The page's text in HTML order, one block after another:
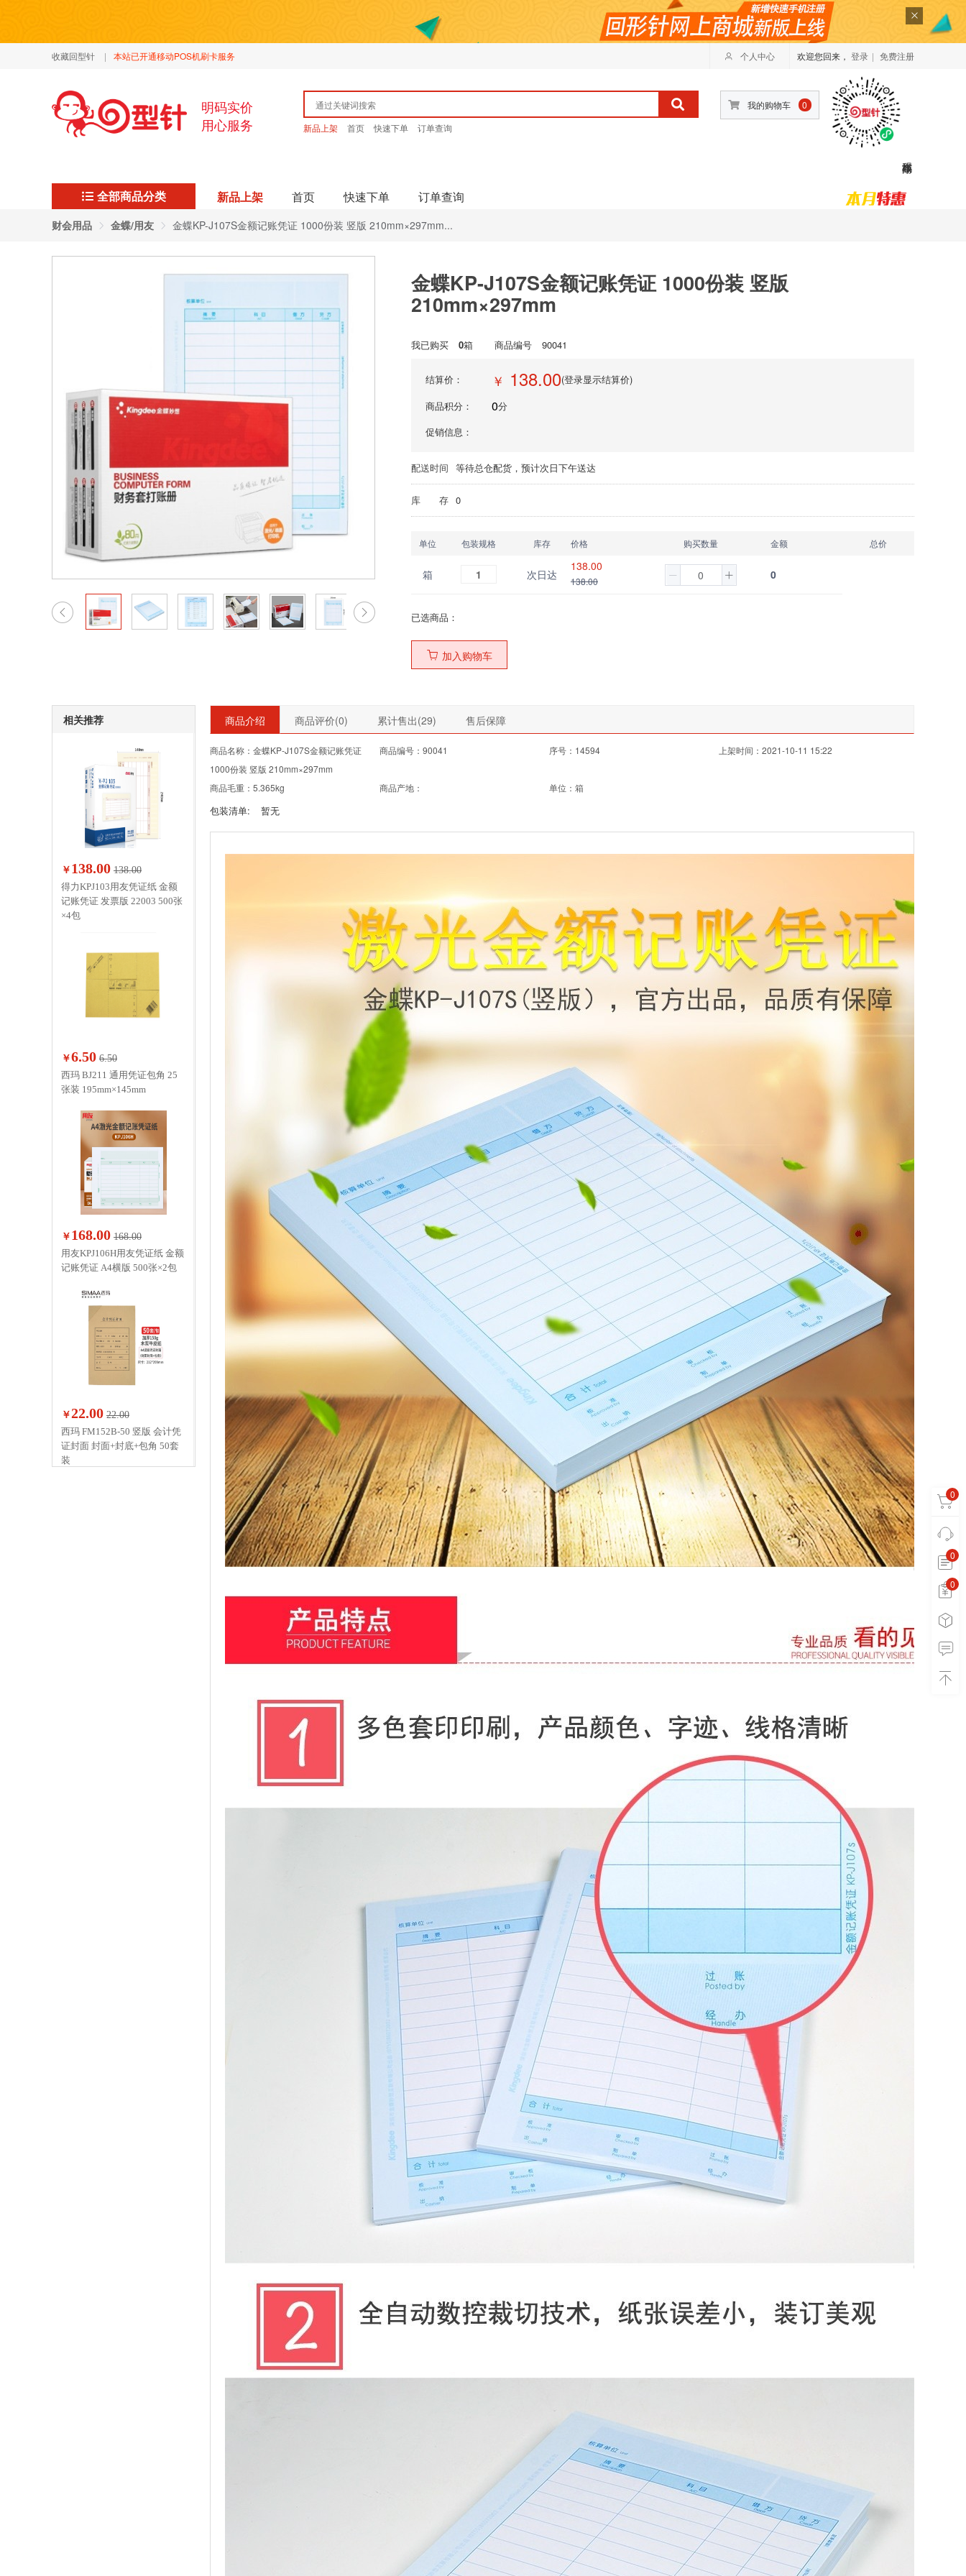
收藏回型针 | 本站已开通移动POS机刷卡服务 欢迎您回来， 登录 | 免费注册
个人中心
明码实价
用心服务
新品上架 首页 快速下单 订单查询
我的购物车 0
全部商品分类 新品上架 首页 快速下单 订单查询
0
0
0 0
财会用品 金蝶/用友 金蝶KP-J107S金额记账凭证 1000份装 竖版 210mm×297mm...
金蝶KP-J107S金额记账凭证 1000份装 竖版
210mm×297mm
我已购买 0箱 商品编号 90041
结算价： ￥ 138.00(登录显示结算价)
商品积分：
0分
促销信息：
配送时间 等待总仓配货，预计次日下午送达
库 存 0
单位 包装规格 库存 价格 购买数量 金额 总价
箱 1 次日达
138.00
138.00 0
已选商品：
加入购物车
相关推荐
￥ 138.00 138.00
得力KPJ103用友凭证纸 金额
记账凭证 发票版 22003 500张
×4包
￥6.50 6.50
西玛 BJ211 通用凭证包角 25
张装 195mm×145mm
￥ 168.00 168.00
用友KPJ106H用友凭证纸 金额
记账凭证 A4横版 500张×2包
￥22.00 22.00
西玛 FM152B-50 竖版 会计凭
证封面 封面+封底+包角 50套
装
商品介绍 商品评价(0) 累计售出(29) 售后保障
商品名称：金蝶KP-J107S金额记账凭证
1000份装 竖版 210mm×297mm
商品编号：90041 序号：14594 上架时间：2021-10-11 15:22
商品毛重：5.365kg 商品产地： 单位：箱
包装清单: 暂无